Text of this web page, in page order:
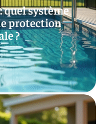
quel système
protection
?